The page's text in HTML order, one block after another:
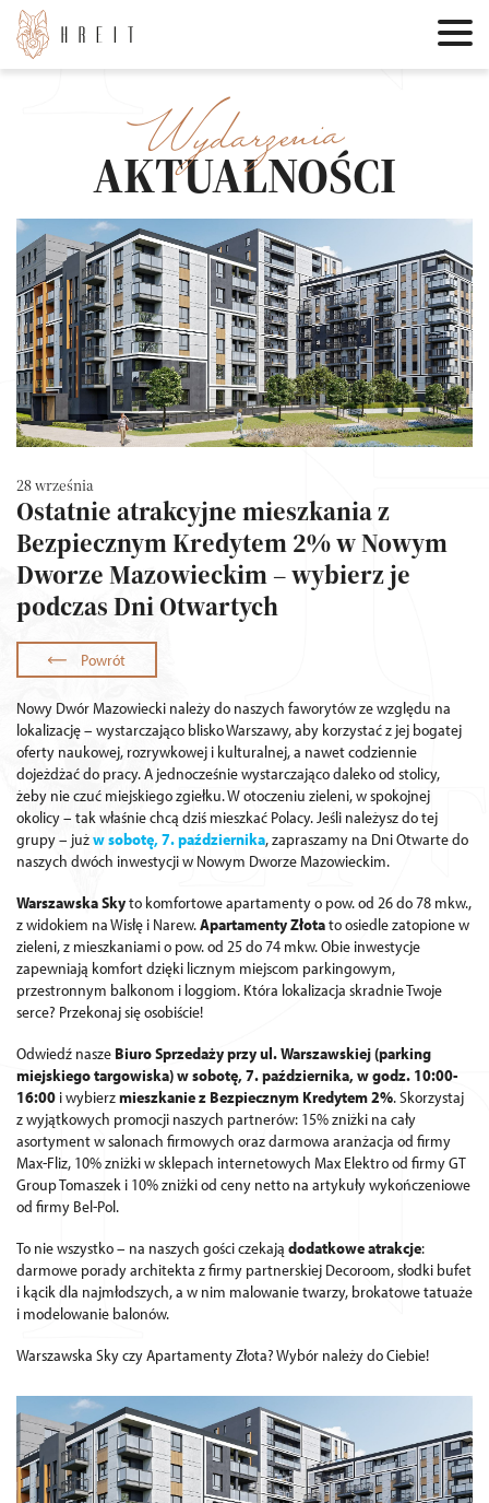
Wydarzenia
AKTUALNOŚCI
28 września
Ostatnie atrakcyjne mieszkania z
Bezpiecznym Kredytem 2% w Nowym
Dworze Mazowieckim – wybierz je
podczas Dni Otwartych
Powrót
Nowy Dwór Mazowiecki należy do naszych faworytów ze względu na
lokalizację – wystarczająco blisko Warszawy, aby korzystać z jej bogatej
oferty naukowej, rozrywkowej i kulturalnej, a nawet codziennie
dojeżdżać do pracy. A jednocześnie wystarczająco daleko od stolicy,
żeby nie czuć miejskiego zgiełku. W otoczeniu zieleni, w spokojnej
okolicy – tak właśnie chcą dziś mieszkać Polacy. Jeśli należysz do tej
grupy – jużw sobotę, 7. października, zapraszamy na Dni Otwarte do
naszych dwóch inwestycji w Nowym Dworze Mazowieckim.
Warszawska Skyto komfortowe apartamenty o pow. od 26 do 78 mkw.,
z widokiem na Wisłę i Narew.Apartamenty Złotato osiedle zatopione w
zieleni, z mieszkaniami o pow. od 25 do 74 mkw. Obie inwestycje
zapewniają komfort dzięki licznym miejscom parkingowym,
przestronnym balkonom i loggiom. Która lokalizacja skradnie Twoje
serce? Przekonaj się osobiście!
Odwiedź nasze Biuro Sprzedaży przy ul. Warszawskiej (parking
miejskiego targowiska) w sobotę, 7. października, w godz. 10:00-
16:00 i wybierzmieszkanie z Bezpiecznym Kredytem 2%. Skorzystaj
z wyjątkowych promocji naszych partnerów: 15% zniżki na cały
asortyment w salonach firmowych oraz darmowa aranżacja od firmy
Max-Fliz, 10% zniżki w sklepach internetowych Max Elektro od firmy GT
Group Tomaszek i 10% zniżki od ceny netto na artykuły wykończeniowe
od firmy Bel-Pol.
To nie wszystko – na naszych gości czekają dodatkowe atrakcje:
darmowe porady architekta z firmy partnerskiej Decoroom, słodki bufet
i kącik dla najmłodszych, a w nim malowanie twarzy, brokatowe tatuaże
i modelowanie balonów.
Warszawska Sky czy Apartamenty Złota? Wybór należy do Ciebie!